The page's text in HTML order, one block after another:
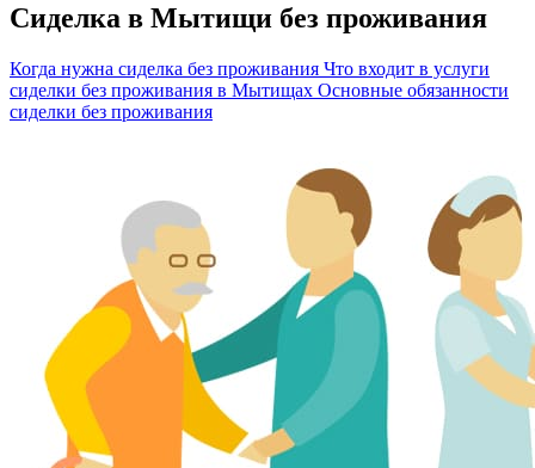
Сиделка в Мытищи без проживания
Когда нужна сиделка без проживания Что входит в услуги
сиделки без проживания в Мытищах Основные обязанности
сиделки без проживания